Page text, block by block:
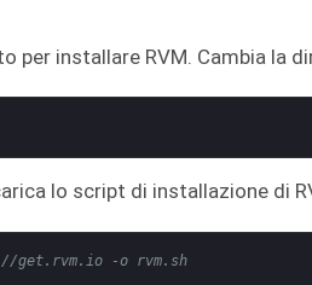
per installare RVM. Cambia la
lo script di installazione di
//get.rvm.io -o rvm.sh